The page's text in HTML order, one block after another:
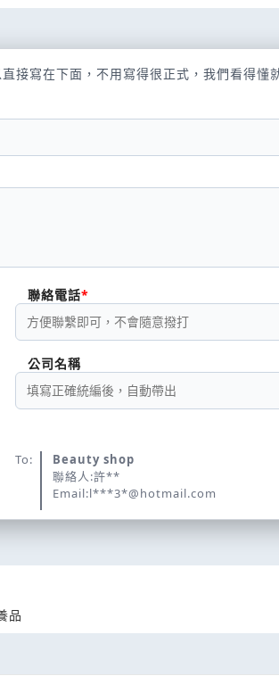
接寫在下面，不用寫得很正式，我們看得懂
聯絡電話
公司名稱
To:
Beauty shop
聯絡人:許**
Email:l***3*@hotmail.com
品